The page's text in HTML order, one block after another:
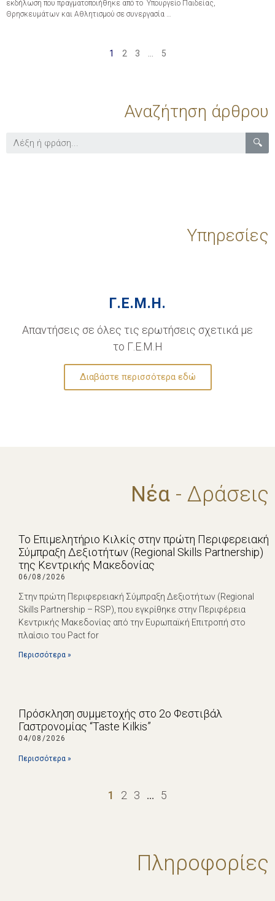
εκδήλωση που πραγματοποιήθηκε από το Υπουργείο Παιδείας,
Θρησκευμάτων και Αθλητισμού σε συνεργασία …
1 2 3 … 5
Αναζήτηση άρθρου
🔍
Υπηρεσίες
Γ.Ε.Μ.Η.
Απαντήσεις σε όλες τις ερωτήσεις σχετικά με
το Γ.Ε.Μ.Η
Διαβάστε περισσότερα εδώ
Νέα - Δράσεις
Το Επιμελητήριο Κιλκίς στην πρώτη Περιφερειακή
Σύμπραξη Δεξιοτήτων (Regional Skills Partnership)
της Κεντρικής Μακεδονίας
06/08/2026
Στην πρώτη Περιφερειακή Σύμπραξη Δεξιοτήτων (Regional
Skills Partnership – RSP), που εγκρίθηκε στην Περιφέρεια
Κεντρικής Μακεδονίας από την Ευρωπαϊκή Επιτροπή στο
πλαίσιο του Pact for
Περισσότερα »
Πρόσκληση συμμετοχής στο 2ο Φεστιβάλ
Γαστρονομίας “Taste Kilkis”
04/08/2026
Περισσότερα »
1 2 3 … 5
Πληροφορίες